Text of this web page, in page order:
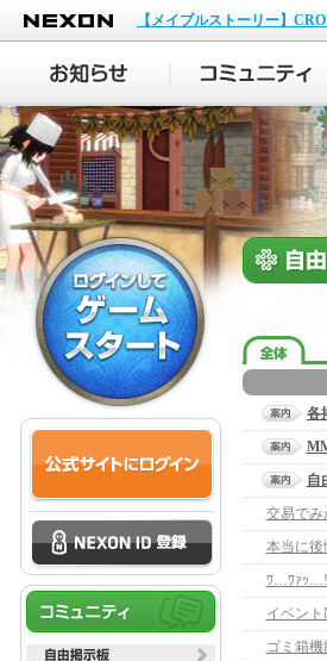
NEXON
【メイプルストーリー】
各
自
交易でみ
本当に後
ﾜ…ﾜｧｯ
イベント
ゴミ箱機